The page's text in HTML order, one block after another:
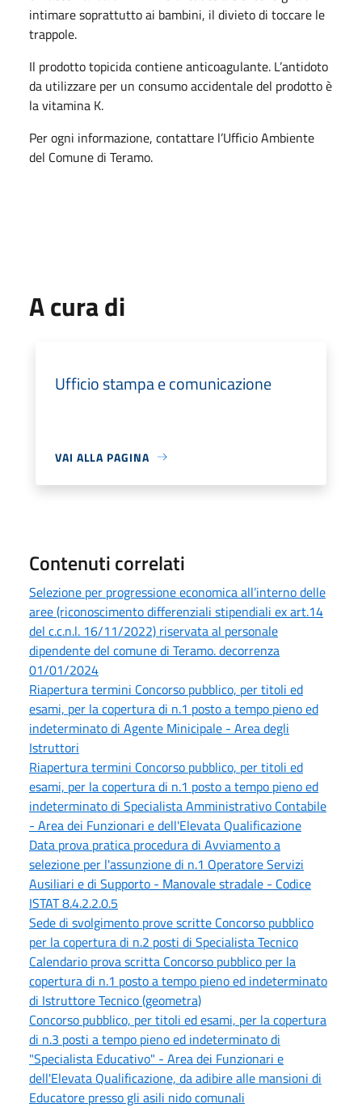
intimare soprattutto ai bambini, il divieto di toccare le
trappole.
Il prodotto topicida contiene anticoagulante. L’antidoto
da utilizzare per un consumo accidentale del prodotto è
la vitamina K.
Per ogni informazione, contattare l’Ufficio Ambiente
del Comune di Teramo.
A cura di
Ufficio stampa e comunicazione
VAI ALLA PAGINA
Contenuti correlati
Selezione per progressione economica all’interno delle
aree (riconoscimento differenziali stipendiali ex art.14
del c.c.n.l. 16/11/2022) riservata al personale
dipendente del comune di Teramo. decorrenza
01/01/2024
Riapertura termini Concorso pubblico, per titoli ed
esami, per la copertura di n.1 posto a tempo pieno ed
indeterminato di Agente Minicipale - Area degli
Istruttori
Riapertura termini Concorso pubblico, per titoli ed
esami, per la copertura di n.1 posto a tempo pieno ed
indeterminato di Specialista Amministrativo Contabile
- Area dei Funzionari e dell'Elevata Qualificazione
Data prova pratica procedura di Avviamento a
selezione per l'assunzione di n.1 Operatore Servizi
Ausiliari e di Supporto - Manovale stradale - Codice
ISTAT 8.4.2.2.0.5
Sede di svolgimento prove scritte Concorso pubblico
per la copertura di n.2 posti di Specialista Tecnico
Calendario prova scritta Concorso pubblico per la
copertura di n.1 posto a tempo pieno ed indeterminato
di Istruttore Tecnico (geometra)
Concorso pubblico, per titoli ed esami, per la copertura
di n.3 posti a tempo pieno ed indeterminato di
"Specialista Educativo" - Area dei Funzionari e
dell'Elevata Qualificazione, da adibire alle mansioni di
Educatore presso gli asili nido comunali